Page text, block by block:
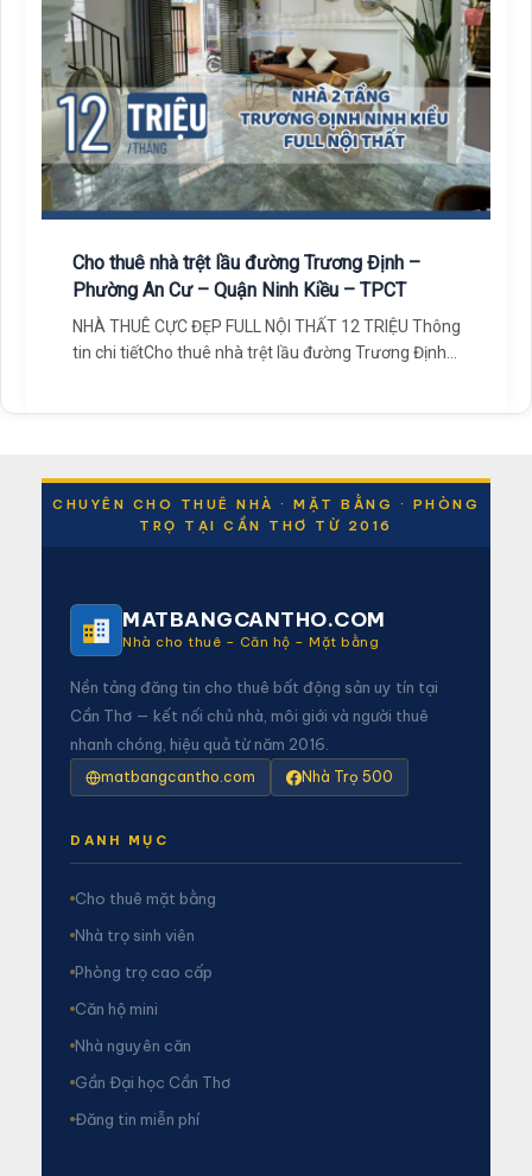
Cho thuê nhà trệt lầu đường Trương Định –
Phường An Cư – Quận Ninh Kiều – TPCT
NHÀ THUÊ CỰC ĐẸP FULL NỘI THẤT 12 TRIỆU Thông
tin chi tiếtCho thuê nhà trệt lầu đường Trương Định
CHUYÊN CHO THUÊ NHÀ · MẶT BẰNG · PHÒNG
TRỌ TẠI CẦN THƠ TỪ 2016
MATBANGCANTHO.COM
Nhà cho thuê – Căn hộ – Mặt bằng
Nền tảng đăng tin cho thuê bất động sản uy tín tại
Cần Thơ — kết nối chủ nhà, môi giới và người thuê
nhanh chóng, hiệu quả từ năm 2016.
matbangcantho.com Nhà Trọ 500
DANH MỤC
Cho thuê mặt bằng
Nhà trọ sinh viên
Phòng trọ cao cấp
Căn hộ mini
Nhà nguyên căn
Gần Đại học Cần Thơ
Đăng tin miễn phí